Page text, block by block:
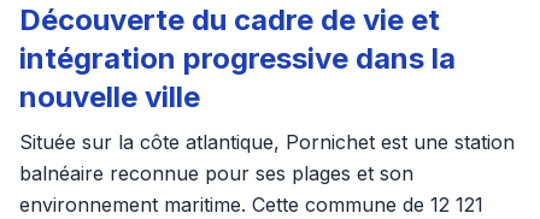
Découverte du cadre de vie et
intégration progressive dans la
nouvelle ville
Située sur la côte atlantique, Pornichet est une station
balnéaire reconnue pour ses plages et son
environnement maritime. Cette commune de 12 121